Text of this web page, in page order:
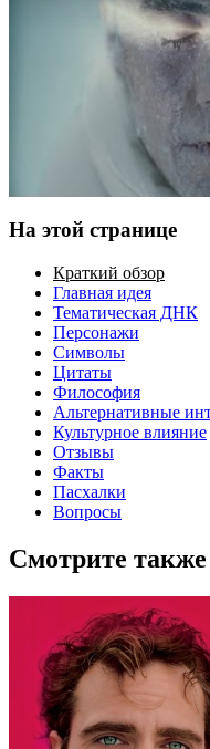
На этой странице
Краткий обзор
Главная идея
Тематическая ДНК
Персонажи
Символы
Цитаты
Философия
Альтернативные
Культурное влияние
Отзывы
Факты
Пасхалки
Вопросы
Смотрите также